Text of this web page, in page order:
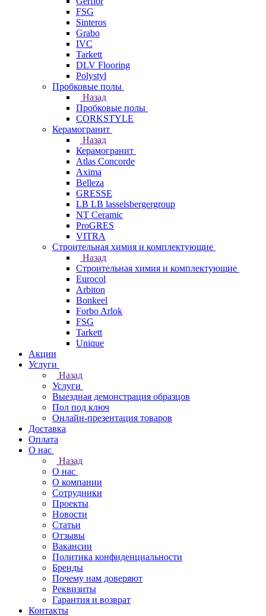
FSG
Sinteros
Grabo
IVC
Tarkett
DLV Flooring
Polystyl
Пробковые полы
Назад
Пробковые полы
CORKSTYLE
Керамогранит
Назад
Керамогранит
Atlas Concorde
Axima
Belleza
GRESSE
LB LB lasselsbergergroup
NT Ceramic
ProGRES
VITRA
Строительная химия и комплектующие
Назад
Строительная химия и комплектующие
Eurocol
Arbiton
Bonkeel
Forbo Arlok
FSG
Tarkett
Unique
Акции
Услуги
Назад
Услуги
Выездная демонстрация образцов
Пол под ключ
Онлайн-презентация товаров
Доставка
Оплата
О нас
Назад
О нас
О компании
Сотрудники
Проекты
Новости
Статьи
Отзывы
Вакансии
Политика конфиденциальности
Бренды
Почему нам доверяют
Реквизиты
Гарантия и возврат
Контакты